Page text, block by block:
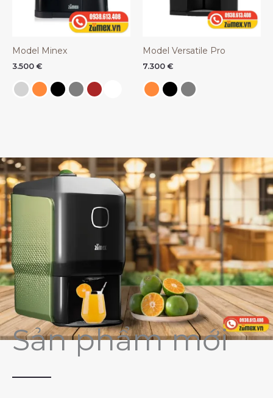
Model Minex
3.500 €
Model Versatile Pro
7.300 €
Sản phẩm mới